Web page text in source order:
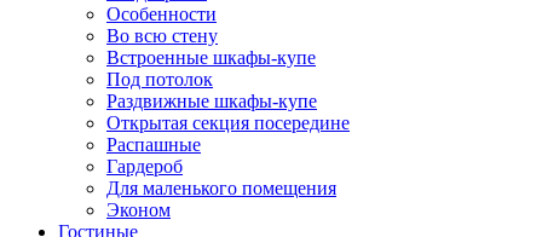
Особенности
Во всю стену
Встроенные шкафы-купе
Под потолок
Раздвижные шкафы-купе
Открытая секция посередине
Распашные
Гардероб
Для маленького помещения
Эконом
Гостиные